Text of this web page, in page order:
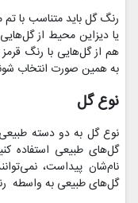
رنگ گل باید متناسب با
یا دیزاین محیط از
هم از گل‌هایی با رنگ
به همین صورت انتخاب
نوع گل
نوع گل به دو دسته
گل‌های طبیعی استفاده
نام‌شان پیداست،
گل‌های طبیعی به واسطه